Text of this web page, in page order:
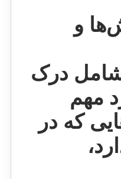
و
درک
مهم
که در